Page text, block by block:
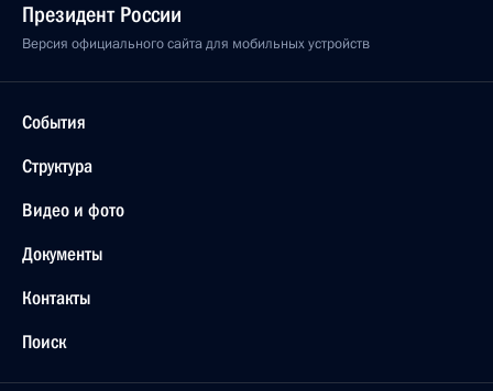
Президент России
Версия официального сайта для мобильных устройств
События
Структура
Видео и фото
Документы
Контакты
Поиск